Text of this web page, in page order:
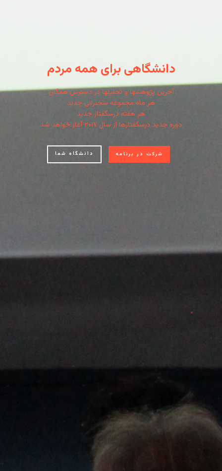
دانشگاهی برای همه مردم
آخرین پژوهشها و تحلیلها در دسترس همگان
هر ماه مجموعه سخنرانی جدید
هر هفته درسگفتار جدید
دوره جدید درسگفتارها از سال ۲۰۱۷ آغاز خواهد شد
دانشگاه شما شرکت در برنامه